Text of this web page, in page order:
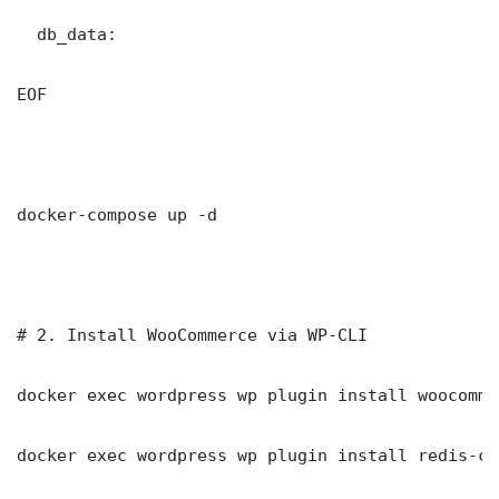
  db_data:
EOF
docker-compose up -d
# 2. Install WooCommerce via WP-CLI
docker exec wordpress wp plugin install
docker exec wordpress wp plugin install redis-